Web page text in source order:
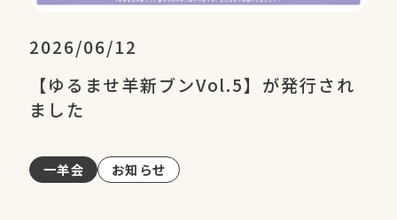
2026/06/12
【ゆるませ羊新ブンVol.5】が発行され
ました
一羊会 お知らせ